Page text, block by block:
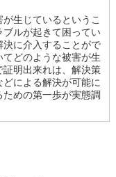
生じているというこ
ルが起きて困ってい
に介入することがで
どのような被害が生
証明出来れは、解決策
による解決が可能に
めの第一歩が実態調